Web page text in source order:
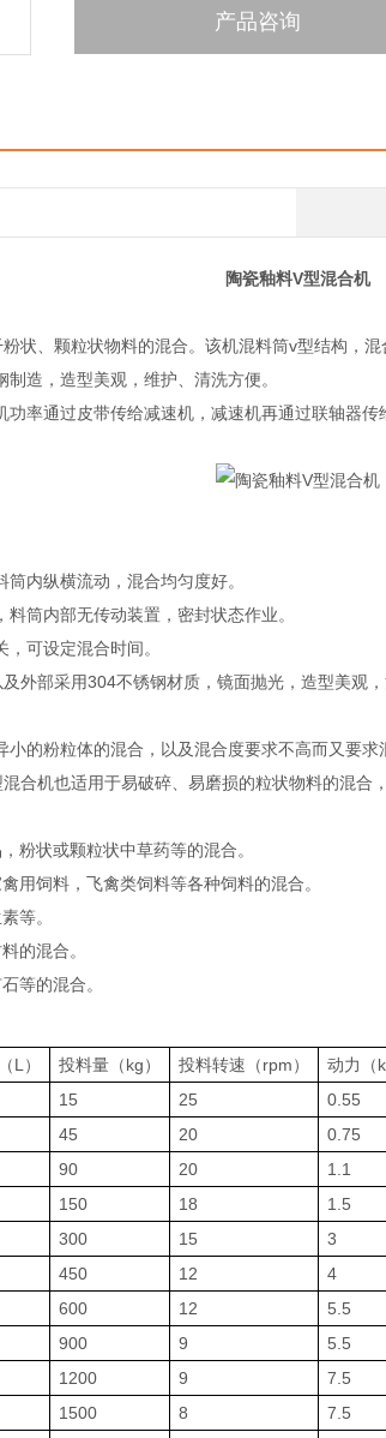
产品咨询
陶瓷釉料V型混合机
状、颗粒状物料的混合。该机混料筒v型结构，
造，造型美观，维护、清洗方便。
功率通过皮带传给减速机，减速机再通过联轴器
内纵横流动，混合均匀度好。
筒内部无传动装置，密封状态作业。
可设定混合时间。
外部采用304不锈钢材质，镜面抛光，造型美观
小的粉粒体的混合，以及混合度要求不高而又要
合机也适用于易破碎、易磨损的粒状物料的混
粉状或颗粒状中草药等的混合。
用饲料，飞禽类饲料等各种饲料的混合。
等。
的混合。
等的混合。
L） 投料量（kg） 投料转速（rpm）
动力（
15 25
0.55
45 20
0.75
90 20
1.1
150 18
1.5
300 15
3
450 12
4
600 12
5.5
900 9
5.5
1200 9
7.5
1500 8
7.5